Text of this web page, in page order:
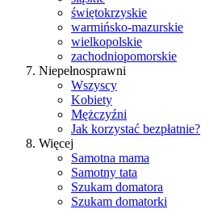
świętokrzyskie
warmińsko-mazurskie
wielkopolskie
zachodniopomorskie
Niepełnosprawni
Wszyscy
Kobiety
Mężczyźni
Jak korzystać bezpłatnie?
Więcej
Samotna mama
Samotny tata
Szukam domatora
Szukam domatorki